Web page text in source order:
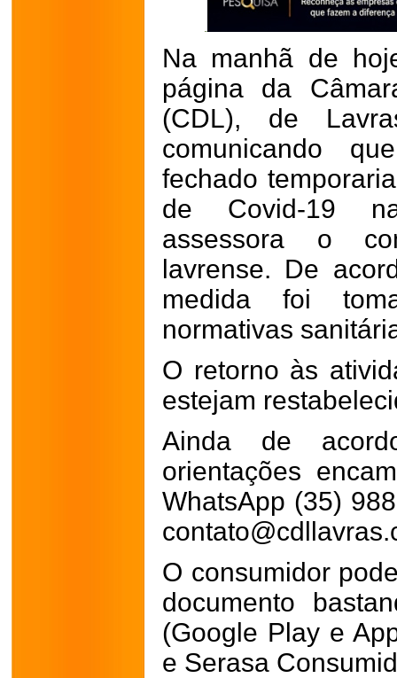
Na manhã de
página da
(CDL), de
comunicando
fechado
de Covid-19
assessora o
lavrense. De
medida foi
normativas
O retorno às
estejam
Ainda de
orientações
WhatsApp (35)
O consumidor
documento
(Google Play e
e Serasa